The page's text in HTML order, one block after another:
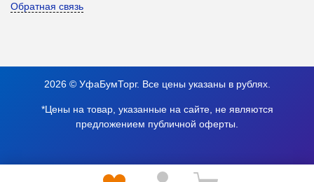
Обратная связь
2026 © УфаБумТорг. Все цены указаны в рублях.
*Цены на товар, указанные на сайте, не являются
предложением публичной оферты.